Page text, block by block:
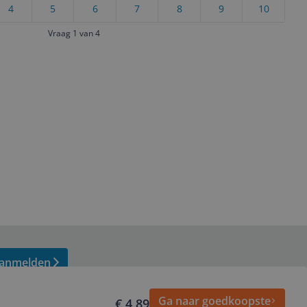
10
9
8
7
6
5
4
Vraag 1 van 4
€ 4,89
Ga naar goedkoopste